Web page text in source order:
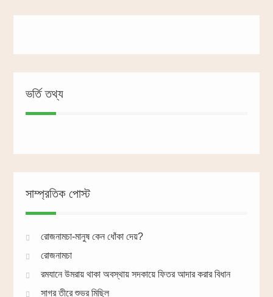
ভর্তি তথ্য
সাম্প্রতিক পোস্ট
রোজনামচা-মানুষ কেন ধোঁকা দেয়?
রোজনামচা
রমযানে উমরায় থাকা অবস্থায় সদকায়ে ফিতর আদার করার বিধান
সাগর তীরে শুভ্র মিছিল